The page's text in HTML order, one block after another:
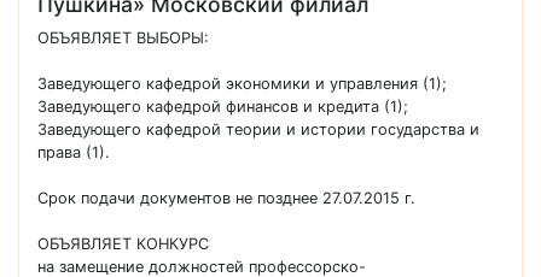
ОБЪЯВЛЯЕТ ВЫБОРЫ:
Заведующего кафедрой экономики и управления (1);
Заведующего кафедрой финансов и кредита (1);
Заведующего кафедрой теории и истории государства и
права (1).
Срок подачи документов не позднее 27.07.2015 г.
ОБЪЯВЛЯЕТ КОНКУРС
на замещение должностей профессорско-